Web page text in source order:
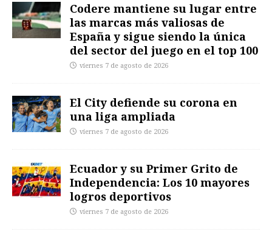
Codere mantiene su lugar entre
las marcas más valiosas de
España y sigue siendo la única
del sector del juego en el top 100
viernes 7 de agosto de 2026
El City defiende su corona en
una liga ampliada
viernes 7 de agosto de 2026
Ecuador y su Primer Grito de
Independencia: Los 10 mayores
logros deportivos
viernes 7 de agosto de 2026